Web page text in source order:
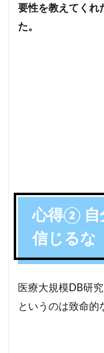
要性を教えてくれ
た。
心得② 自
信じるな
医療大規模DB研
というのは致命的